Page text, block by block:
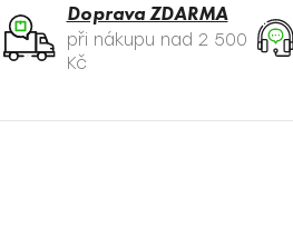
Doprava ZDARMA
při nákupu nad 2 500
Kč